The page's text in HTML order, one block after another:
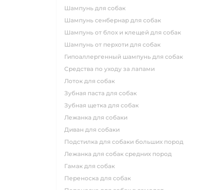
шампунь для собак
шампунь сенбернар для собак
шампунь от блох и клещей для собак
шампунь от перхоти для собак
гипоаллергенный шампунь для собак
средства по уходу за лапами
лоток для собак
зубная паста для собак
зубная щетка для собак
лежанка для собаки
диван для собаки
подстилка для собаки больших пород
лежанка для собак средних пород
гамак для собак
переноска для собак